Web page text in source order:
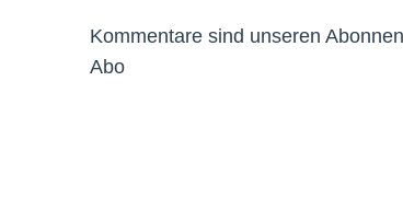
Kommentare sind unseren
Abo